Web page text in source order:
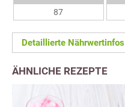
87
Detaillierte Nährwertinfos
ÄHNLICHE REZEPTE